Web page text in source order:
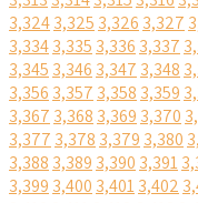
3,3243,325 3,326 3,327
3,3343,335 3,336 3,337
3,345 3,346 3,347 3,348
3,356 3,357 3,358 3,359
3,367 3,368 3,369 3,370
3,377 3,378 3,379 3,380
3,388 3,389 3,390 3,391
3,399 3,400 3,4013,402